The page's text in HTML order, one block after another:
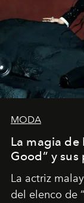
MODA
La magia de
Good” y sus
La actriz
del elenco de